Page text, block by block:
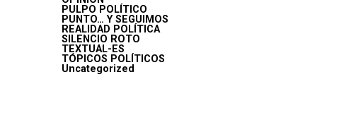
PULPO POLÍTICO
PUNTO… Y SEGUIMOS
REALIDAD POLÍTICA
SILENCIO ROTO
TEXTUAL-ES
TÓPICOS POLÍTICOS
Uncategorized